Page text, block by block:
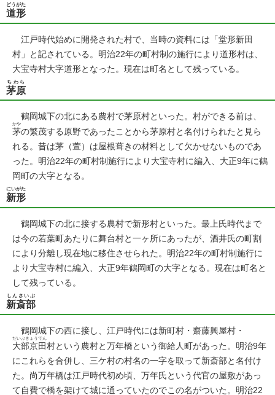
道形
どうがた
江戸時代始めに開発された村で、当時の資料には「堂形新田
村」と記されている。明治22年の町村制の施行により道形村は、
大宝寺村大字道形となった。現在は町名として残っている。
茅原
ちわら
鶴岡城下の北にある農村で茅原村といった。村ができる前は、
茅
かや
の繁茂する原野であったことから茅原村と名付けられたと見ら
れる。昔は茅（萱）は屋根葺きの材料として欠かせないものであ
った。明治22年の町村制施行により大宝寺村に編入、大正9年に鶴
岡町の大字となる。
新形
にいがた
鶴岡城下の北に接する農村で新形村といった。最上氏時代まで
は今の若葉町あたりに舞台村と一ヶ所にあったが、酒井氏の町割
により分離し現在地に移住させられた。明治22年の町村制施行に
より大宝寺村に編入、大正9年鶴岡町の大字となる。現在は町名と
して残っている。
新斎部
しんさいぶ
鶴岡城下の西に接し、江戸時代には新町村・齋藤興屋村・
大部京田
だいぶきょうでん
村という農村と万年橋という御給人町があった。明治9年
にこれらを合併し、三ケ村の村名の一字を取って新斎部と名付け
た。尚万年橋は江戸時代初め頃、万年氏という代官の屋敷があっ
て自費で橋を架けて城に通っていたのでこの名がついた。明治22